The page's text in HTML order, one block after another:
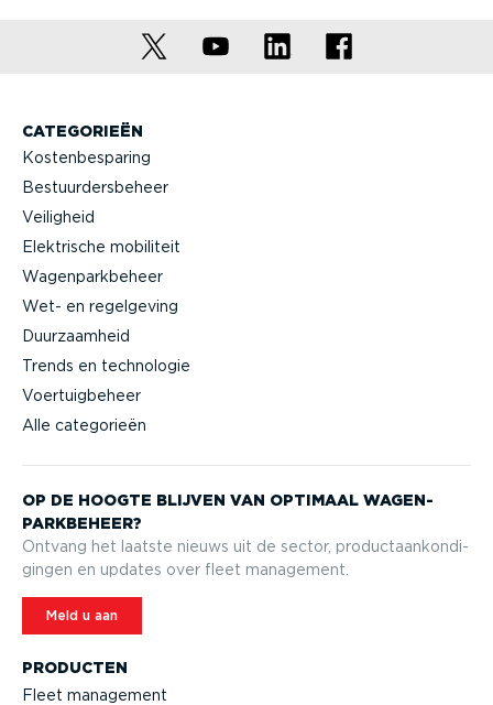
CATEGORIEËN
Kostenbesparing
Bestuurdersbeheer
Veiligheid
Elektrische mobiliteit
Wagenparkbeheer
Wet- en regelgeving
Duurzaamheid
Trends en technologie
Voertuigbeheer
Alle categorieën
PRODUCTEN
Fleet management
OP DE HOOGTE BLIJVEN VAN OPTIMAAL WAGEN­
PARK­BEHEER?
Ontvang het laatste nieuws uit de sector, product­aan­kon­di­
gingen en updates over fleet management.
Meld u aan